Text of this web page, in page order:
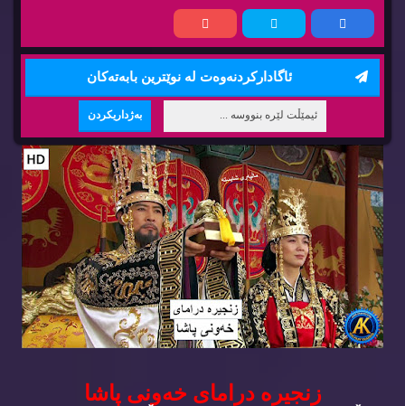
ئاگاداركردنه‌وه‌ت له‌ نوێترین بابه‌ته‌كان
زنجیره‌ درامای خه‌ونی پاشا